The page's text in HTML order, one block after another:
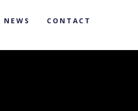
NEWS
CONTACT